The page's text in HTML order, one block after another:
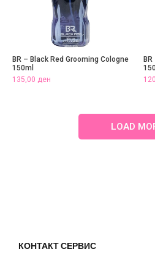
BR – Black Red Grooming Cologne
150ml
135,00 ден
LOAD
КОНТАКТ СЕРВИС